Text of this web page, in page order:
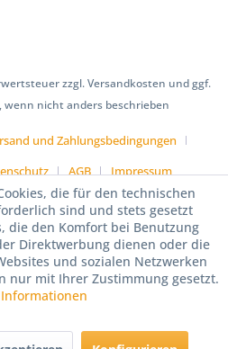
zzgl. Versandkosten und ggf.
nicht anders beschrieben
und Zahlungsbedingungen
AGB Impressum
die für den technischen
sind und stets gesetzt
die den Komfort bei Benutzung
Direktwerbung dienen oder die
und sozialen Netzwerken
nur mit Ihrer Zustimmung gesetzt.